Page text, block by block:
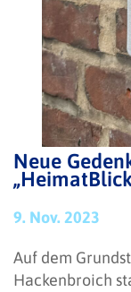
Neue
9. Nov. 2023
Auf dem
Hackenbroich